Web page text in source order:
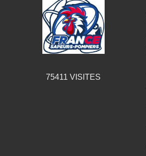
75411 VISITES